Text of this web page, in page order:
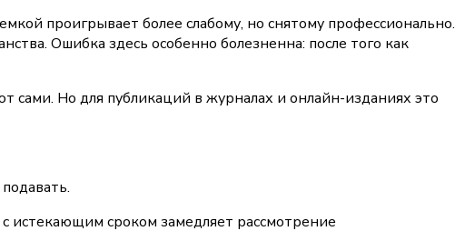
проигрывает более слабому, но снятому профессионально.
Ошибка здесь особенно болезненна: после того как
Но для публикаций в журналах и онлайн-изданиях это
истекающим сроком замедляет рассмотрение